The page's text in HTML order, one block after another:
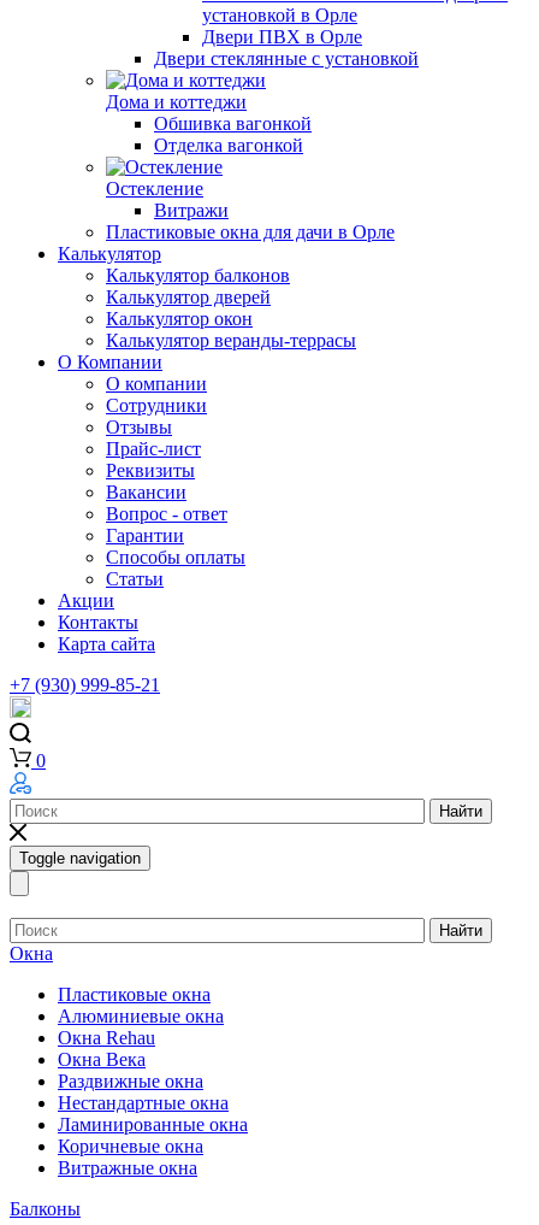
установкой в Орле
Двери ПВХ в Орле
Двери стеклянные с установкой
Дома и коттеджи
Обшивка вагонкой
Отделка вагонкой
Остекление
Витражи
Пластиковые окна для дачи в Орле
Калькулятор
Калькулятор балконов
Калькулятор дверей
Калькулятор окон
Калькулятор веранды-террасы
О Компании
О компании
Сотрудники
Отзывы
Прайс-лист
Реквизиты
Вакансии
Вопрос - ответ
Гарантии
Способы оплаты
Статьи
Акции
Контакты
Карта сайта
+7 (930) 999-85-21
0
Найти
Toggle navigation
Найти
Окна
Пластиковые окна
Алюминиевые окна
Окна Rehau
Окна Века
Раздвижные окна
Нестандартные окна
Ламинированные окна
Коричневые окна
Витражные окна
Балконы